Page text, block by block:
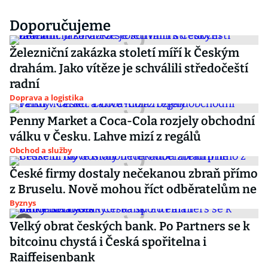
Doporučujeme
Železniční zakázka století míří k Českým
drahám. Jako vítěze je schválili středočeští
radní
Doprava a logistika
Penny Market a Coca-Cola rozjely obchodní
válku v Česku. Lahve mizí z regálů
Obchod a služby
České firmy dostaly nečekanou zbraň přímo
z Bruselu. Nově mohou říct odběratelům ne
Byznys
Velký obrat českých bank. Po Partners se k
bitcoinu chystá i Česká spořitelna i
Raiffeisenbank